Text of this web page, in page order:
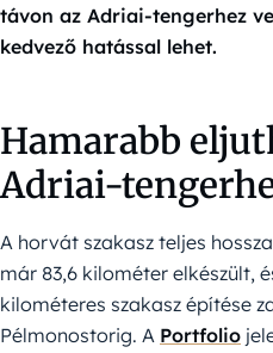
távon az Adriai-tengerhez
kedvező hatással lehet.
Hamarabb
Adriai-
A horvát szakasz teljes
már 83,6 kilométer elkészült,
kilométeres szakasz építése
Pélmonostorig. A Portfolio